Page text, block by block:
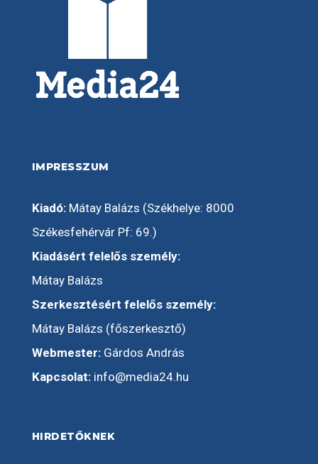
IMPRESSZUM
Kiadó:Mátay Balázs (Székhelye: 8000
Székesfehérvár Pf: 69.)
Kiadásért felelős személy:
Mátay Balázs
Szerkesztésért felelős személy:
Mátay Balázs (főszerkesztő)
Webmester:Gárdos András
Kapcsolat: info@media24.hu
HIRDETŐKNEK